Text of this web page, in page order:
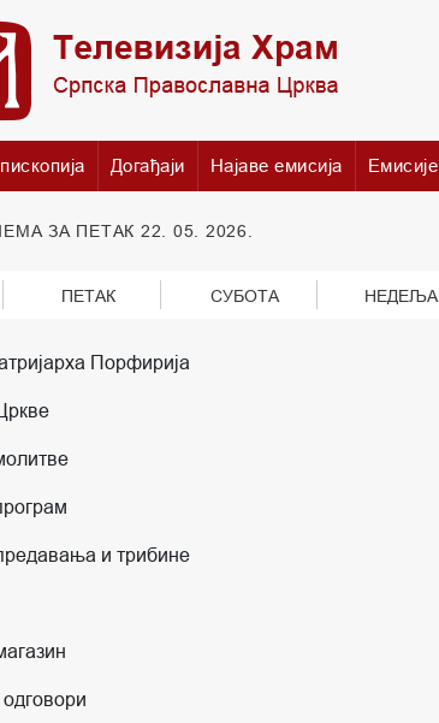
Догађаји Најаве емисија Емисије
ЗА ПЕТАК 22. 05. 2026.
ПЕТАК СУБОТА НЕДЕЉА
Порфирија
и трибине